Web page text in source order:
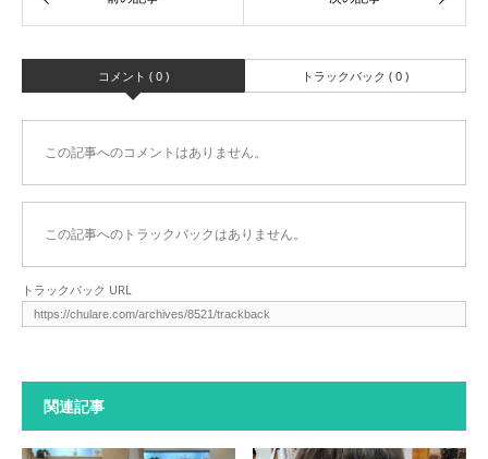
コメント ( 0 ) トラックバック ( 0 )
この記事へのコメントはありません。
この記事へのトラックバックはありません。
トラックバック URL
関連記事